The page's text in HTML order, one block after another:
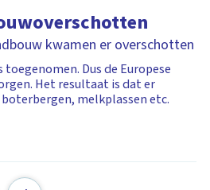
kwamen er overschotten
Dus de Europese
Het resultaat is dat er
melkplassen etc.